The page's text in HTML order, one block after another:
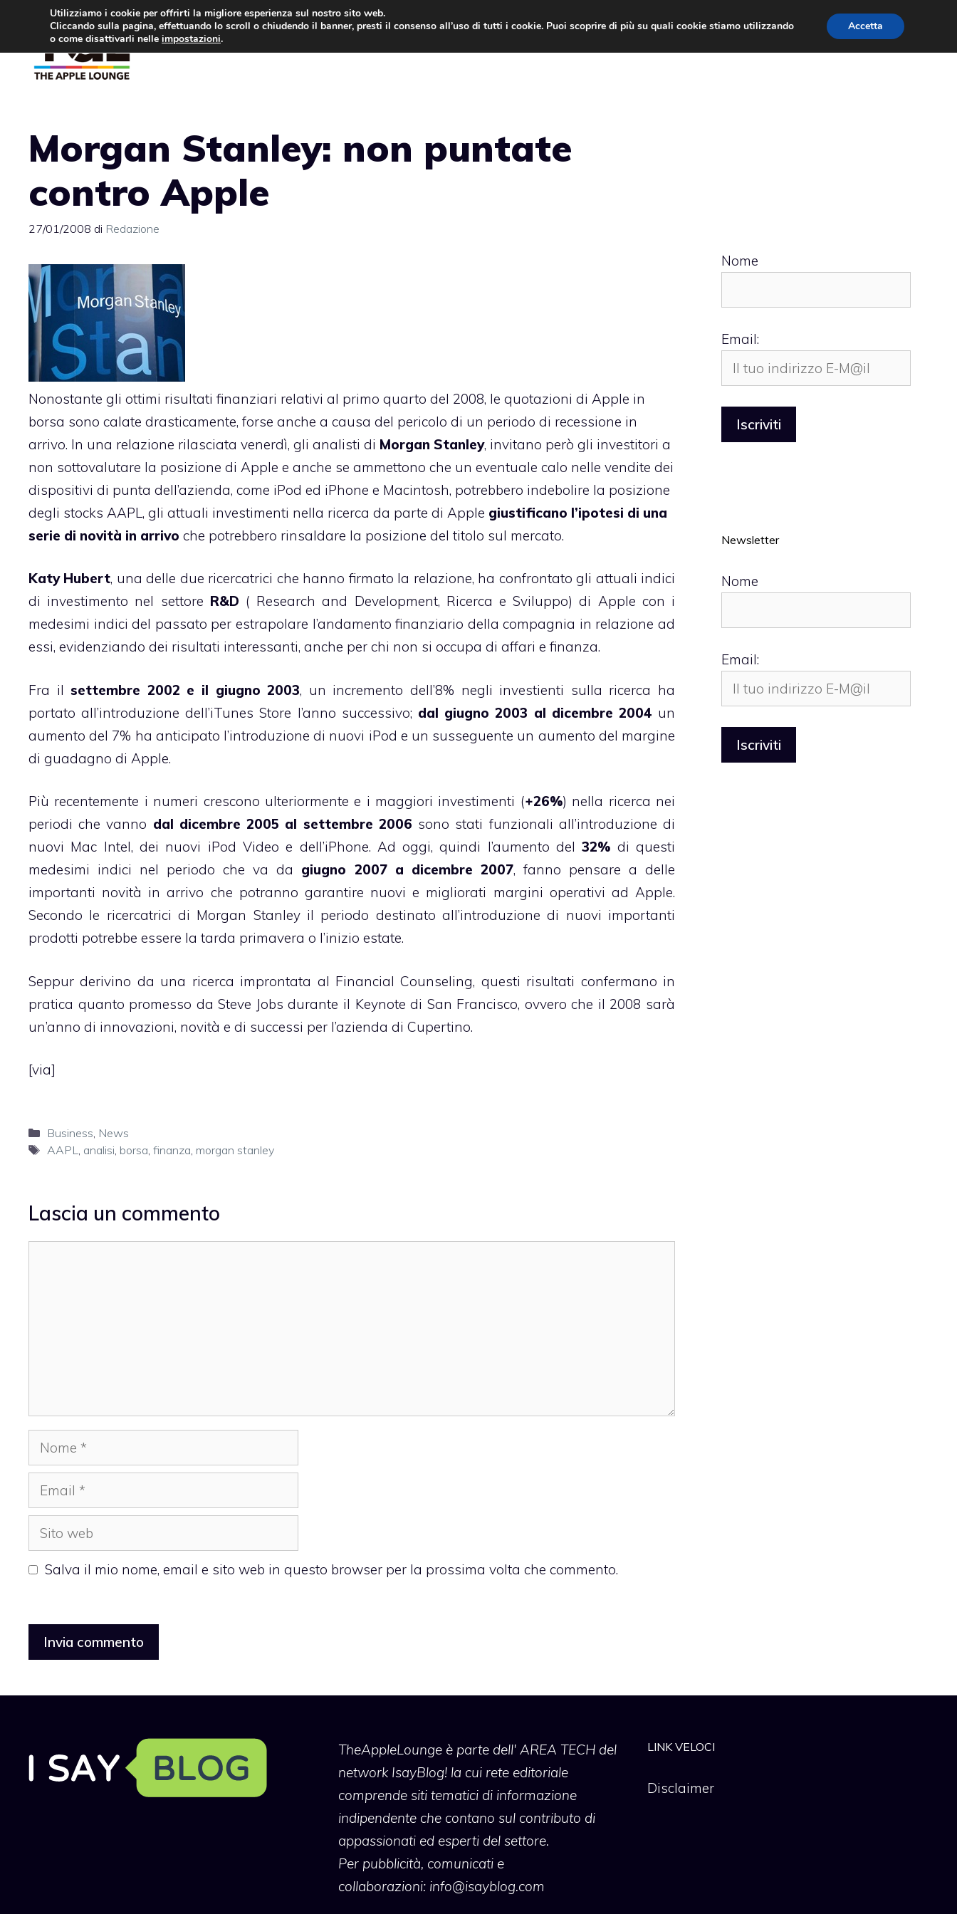
contenuto
Morgan Stanley: non puntate
contro Apple
27/01/2008 di Redazione
Nonostante gli ottimi risultati finanziari relativi al primo quarto del 2008, le quotazioni di Apple in
borsa sono calate drasticamente, forse anche a causa del pericolo di un periodo di recessione in
arrivo. In una relazione rilasciata venerdì, gli analisti di Morgan Stanley, invitano però gli investitori a
non sottovalutare la posizione di Apple e anche se ammettono che un eventuale calo nelle vendite dei
dispositivi di punta dell’azienda, come iPod ed iPhone e Macintosh, potrebbero indebolire la posizione
degli stocks AAPL, gli attuali investimenti nella ricerca da parte di Apple giustificano l’ipotesi di una
serie di novità in arrivo che potrebbero rinsaldare la posizione del titolo sul mercato.
Katy Hubert, una delle due ricercatrici che hanno firmato la relazione, ha confrontato gli attuali indici
di investimento nel settore R&D ( Research and Development, Ricerca e Sviluppo) di Apple con i
medesimi indici del passato per estrapolare l’andamento finanziario della compagnia in relazione ad
essi, evidenziando dei risultati interessanti, anche per chi non si occupa di affari e finanza.
Fra ilsettembre 2002 e il giugno 2003, un incremento dell’8% negli investienti sulla ricerca ha
portato all’introduzione dell’iTunes Store l’anno successivo; dal giugno 2003 al dicembre 2004 un
aumento del 7% ha anticipato l’introduzione di nuovi iPod e un susseguente un aumento del margine
di guadagno di Apple.
Più recentemente i numeri crescono ulteriormente e i maggiori investimenti (+26%) nella ricerca nei
periodi che vanno dal dicembre 2005 al settembre 2006 sono stati funzionali all’introduzione di
nuovi Mac Intel, dei nuovi iPod Video e dell’iPhone. Ad oggi, quindi l’aumento del32% di questi
medesimi indici nel periodo che va da giugno 2007 a dicembre 2007, fanno pensare a delle
importanti novità in arrivo che potranno garantire nuovi e migliorati margini operativi ad Apple.
Secondo le ricercatrici di Morgan Stanley il periodo destinato all’introduzione di nuovi importanti
prodotti potrebbe essere la tarda primavera o l’inizio estate.
Seppur derivino da una ricerca improntata al Financial Counseling, questi risultati confermano in
pratica quanto promesso da Steve Jobs durante il Keynote di San Francisco, ovvero che il 2008 sarà
un’anno di innovazioni, novità e di successi per l’azienda di Cupertino.
[via]
Categorie
Business, News
Tag
AAPL, analisi, borsa, finanza, morgan stanley
Lascia un commento
Nome
Email
Sito
web
Salva il mio nome, email e sito web in questo browser per la prossima volta che commento.
Nome
Email:
Newsletter
Nome
Email:
TheAppleLoungeè parte dell' AREA TECH del
network IsayBlog! la cui rete editoriale
comprende siti tematici di informazione
indipendente che contano sul contributo di
appassionati ed esperti del settore.
Per pubblicità, comunicati e
collaborazioni: info@isayblog.com
LINK VELOCI
Disclaimer
Utilizziamo i cookie per offrirti la migliore esperienza sul nostro sito web.
Cliccando sulla pagina, effettuando lo scroll o chiudendo il banner, presti il consenso all’uso di tutti i cookie. Puoi scoprire di più su quali cookie stiamo utilizzando
o come disattivarli nelle impostazioni.
Accetta